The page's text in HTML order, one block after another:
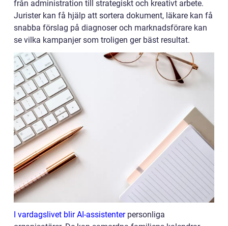
från administration till strategiskt och kreativt arbete.
Jurister kan få hjälp att sortera dokument, läkare kan få
snabba förslag på diagnoser och marknadsförare kan
se vilka kampanjer som troligen ger bäst resultat.
I vardagslivet blir AI-assistenterpersonliga